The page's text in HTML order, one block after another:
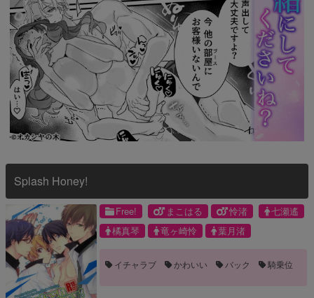
Splash Honey!
Free! まこはる 怜渚
七瀬遙
橘真琴
竜ヶ崎怜 葉月渚
イチャラブ かわいい バック 騎乗位